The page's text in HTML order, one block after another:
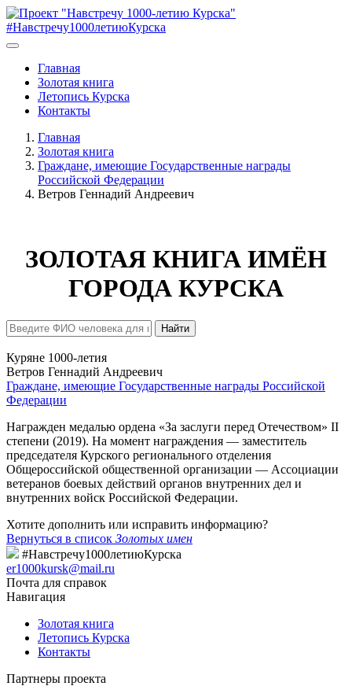
#Навстречу1000летиюКурска
Главная
Золотая книга
Летопись Курска
Контакты
Главная
Золотая книга
Граждане, имеющие Государственные награды
Российской Федерации
Ветров Геннадий Андреевич
ЗОЛОТАЯ КНИГА ИМЁН
ГОРОДА КУРСКА
Найти
Куряне 1000-летия
Ветров Геннадий Андреевич
Граждане, имеющие Государственные награды Российской
Федерации
Награжден медалью ордена «За заслуги перед Отечеством» II
степени (2019). На момент награждения — заместитель
председателя Курского регионального отделения
Общероссийской общественной организации — Ассоциации
ветеранов боевых действий органов внутренних дел и
внутренних войск Российской Федерации.
Хотите дополнить или исправить информацию?
Вернуться в список Золотых имен
#Навстречу1000летиюКурска
er1000kursk@mail.ru
Почта для справок
Навигация
Золотая книга
Летопись Курска
Контакты
Партнеры проекта